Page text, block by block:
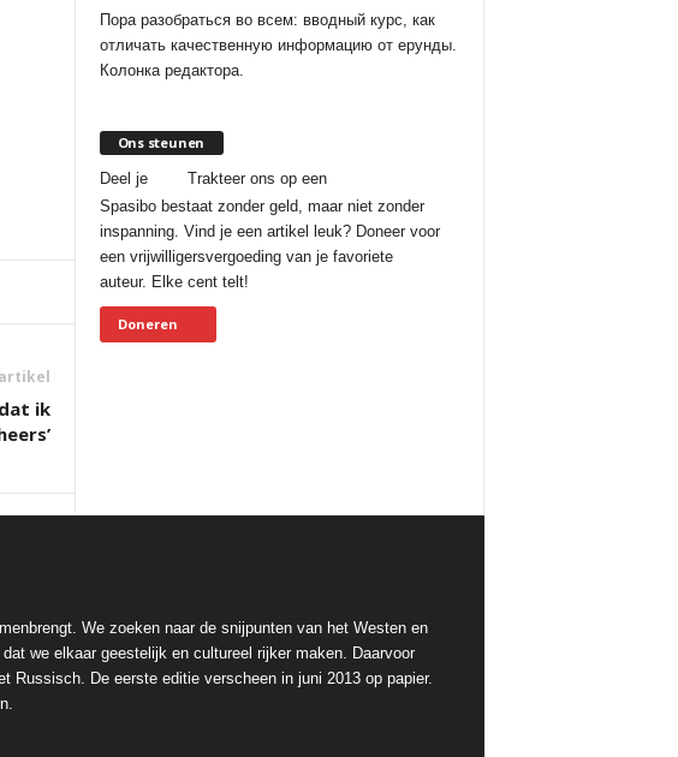
ik
Пора разобраться во всем: вводный курс, как
отличать качественную информацию от ерунды.
Колонка редактора.
Ons steunen
Deel je
Trakteer ons op een
Spasibo bestaat zonder geld, maar niet zonder
inspanning. Vind je een artikel leuk? Doneer voor
een vrijwilligersvergoeding van je favoriete
auteur. Elke cent telt!
Doneren
We zoeken naar de snijpunten van het Westen en
we elkaar geestelijk en cultureel rijker maken. Daarvoor
Russisch. De eerste editie verscheen in juni 2013 op papier.